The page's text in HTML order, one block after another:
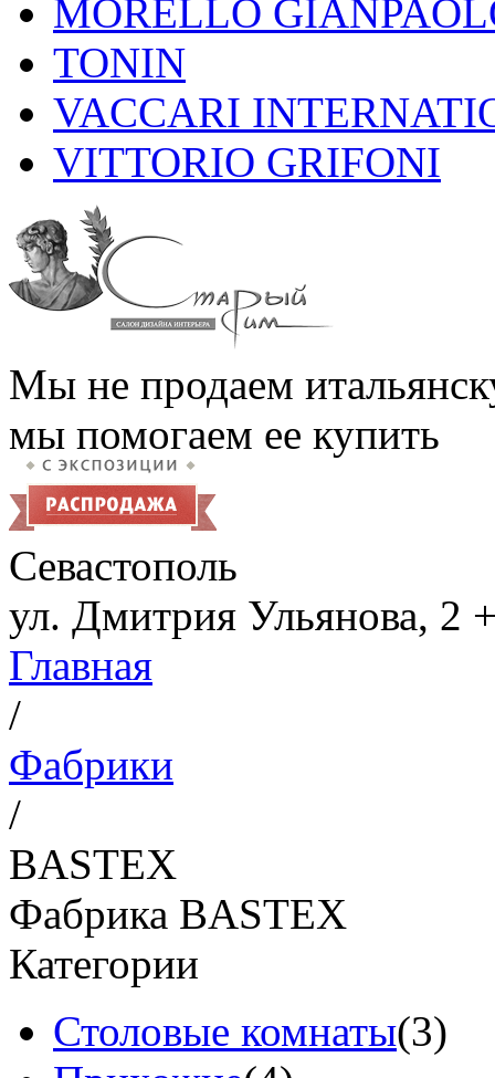
MORELLO
TONIN
VACCARI
VITTORIO GRIFONI
Мы не продаем
мы помогаем ее купить
Севастополь
ул. Дмитрия Ульянова, 2
Главная
/
Фабрики
/
BASTEX
Фабрика BASTEX
Категории
Столовые комнаты(3)